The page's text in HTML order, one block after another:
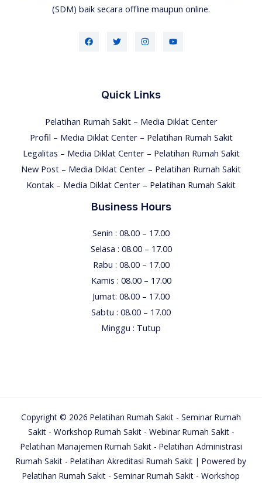
(SDM) baik secara offline maupun online.
Quick Links
Pelatihan Rumah Sakit – Media Diklat Center
Profil – Media Diklat Center – Pelatihan Rumah Sakit
Legalitas – Media Diklat Center – Pelatihan Rumah Sakit
New Post – Media Diklat Center – Pelatihan Rumah Sakit
Kontak – Media Diklat Center – Pelatihan Rumah Sakit
Business Hours
Senin : 08.00 – 17.00
Selasa : 08.00 – 17.00
Rabu : 08.00 – 17.00
Kamis : 08.00 – 17.00
Jumat: 08.00 – 17.00
Sabtu : 08.00 – 17.00
Minggu : Tutup
Copyright © 2026 Pelatihan Rumah Sakit - Seminar Rumah
Sakit - Workshop Rumah Sakit - Webinar Rumah Sakit -
Pelatihan Manajemen Rumah Sakit - Pelatihan Administrasi
Rumah Sakit - Pelatihan Akreditasi Rumah Sakit | Powered by
Pelatihan Rumah Sakit - Seminar Rumah Sakit - Workshop